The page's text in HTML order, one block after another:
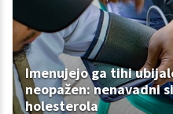
Imenujejo ga tihi
neopažen: nenavadni
holesterola